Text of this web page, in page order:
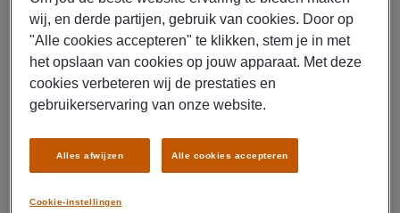
Schoon en netjes houden van de werkplek
Samenwerken met collega’s om orders op tijd af te
ronden
Reiskostenvergoeding volgens regeling
wij, en derde partijen, gebruik van cookies. Door op
"Alle cookies accepteren" te klikken, stem je in met
het opslaan van cookies op jouw apparaat. Met deze
cookies verbeteren wij de prestaties en
gebruikerservaring van onze website.
Cookie-instellingen
Alles afwijzen Alle cookies accepteren